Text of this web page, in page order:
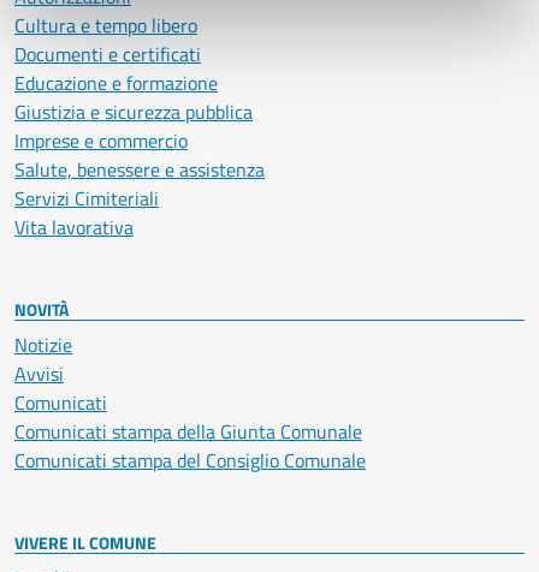
Cultura e tempo libero
Documenti e certificati
Educazione e formazione
Giustizia e sicurezza pubblica
Imprese e commercio
Salute, benessere e assistenza
Servizi Cimiteriali
Vita lavorativa
NOVITÀ
Notizie
Avvisi
Comunicati
Comunicati stampa della Giunta Comunale
Comunicati stampa del Consiglio Comunale
VIVERE IL COMUNE